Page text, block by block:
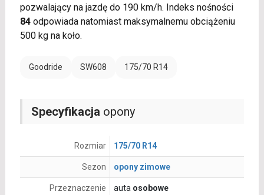
pozwalający na jazdę do 190 km/h. Indeks nośności
84odpowiada natomiast maksymalnemu obciążeniu
500 kg na koło.
Goodride SW608 175/70 R14
Specyfikacja opony
Rozmiar 175/70 R14
Sezon opony zimowe
Przeznaczenie auta osobowe